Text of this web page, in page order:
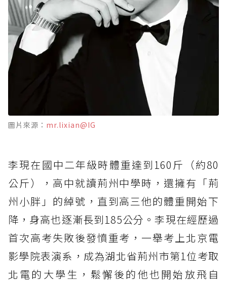
圖片來源： mr.lixian@IG
李現在國中二年級時體重達到160斤（約80
公斤），高中就讀荊州中學時，還擁有「荊
州小胖」的綽號，直到高三他的體重開始下
降，身高也逐漸長到185公分。李現在經歷過
首次高考失敗後發憤重考，一舉考上北京電
影學院表演系，成為湖北省荊州市第1位考取
北電的大學生，鬆懈後的他也開始放飛自